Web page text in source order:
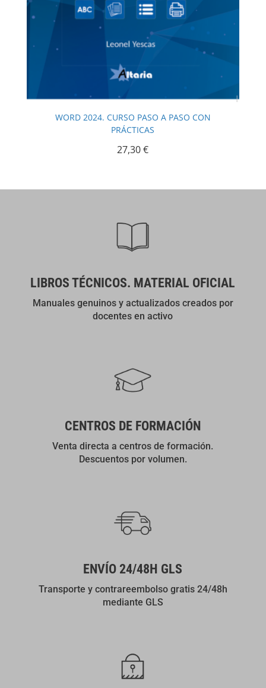
WORD 2024. CURSO PASO A PASO CON
PRÁCTICAS
27,30€
LIBROS TÉCNICOS. MATERIAL OFICIAL
Manuales genuinos y actualizados creados por
docentes en activo
CENTROS DE FORMACIÓN
Venta directa a centros de formación.
Descuentos por volumen.
ENVÍO 24/48H GLS
Transporte y contrareembolso gratis 24/48h
mediante GLS